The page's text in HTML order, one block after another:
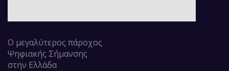
Ο μεγαλύτερος πάροχος
Ψηφιακής Σήμανσης
στην Ελλάδα